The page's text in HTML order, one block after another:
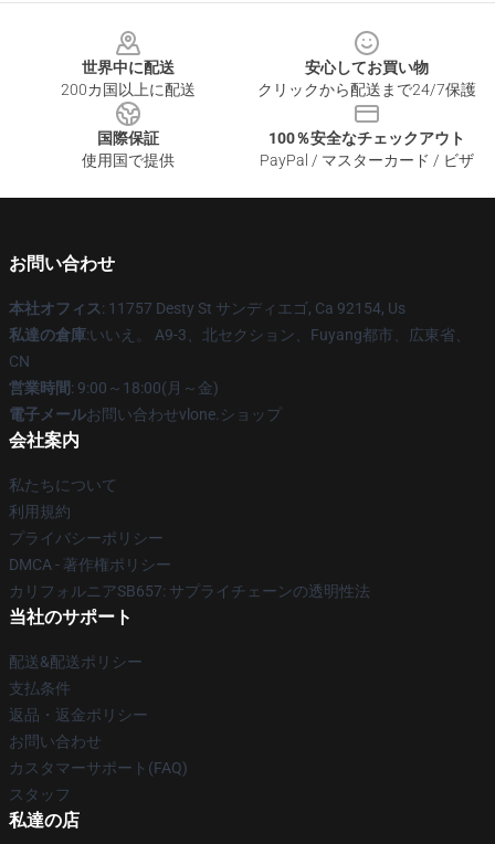
世界中に配送
200カ国以上に配送
安心してお買い物
クリックから配送まで24/7保護
国際保証
使用国で提供
100％安全なチェックアウト
PayPal / マスターカード / ビザ
お問い合わせ
本社オフィス: 11757 Desty St サンディエゴ, Ca 92154, Us
私達の倉庫:いいえ。 A9-3、北セクション、Fuyang都市、広東省、
CN
営業時間: 9:00～18:00(月～金)
電子メールお問い合わせvlone.ショップ
会社案内
私たちについて
利用規約
プライバシーポリシー
DMCA - 著作権ポリシー
カリフォルニアSB657: サプライチェーンの透明性法
当社のサポート
配送&配送ポリシー
支払条件
返品・返金ポリシー
お問い合わせ
カスタマーサポート(FAQ)
スタッフ
私達の店